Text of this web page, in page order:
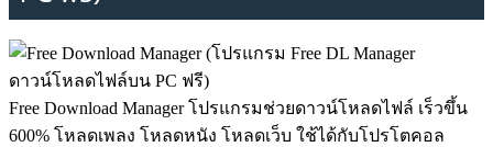
Free Download Manager โปรแกรมช่วยดาวน์โหลดไฟล์ เร็วขึ้น
600% โหลดเพลง โหลดหนัง โหลดเว็บ ใช้ได้กับโปรโตคอล